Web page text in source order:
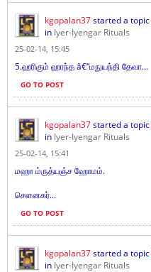
kgopalan37started a topic
in Iyer-Iyengar Rituals
25-02-14, 15:45
5.ஹரிகும் ஹரந்த â€“மநுயந்தி தேவா...
GO TO POST
kgopalan37started a topic
in Iyer-Iyengar Rituals
25-02-14, 15:41
மஹா ம்ருத்யஞ்ச ஹோமம்.
செளனகர்...
GO TO POST
kgopalan37started a topic
in Iyer-Iyengar Rituals